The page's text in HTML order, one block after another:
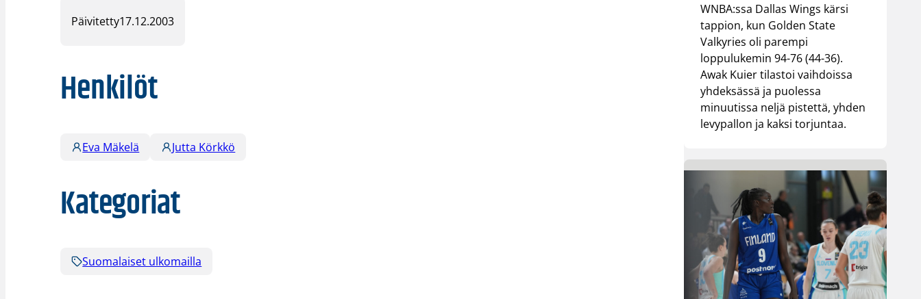
Päivitetty17.12.2003
Henkilöt
Eva Mäkelä Jutta Körkkö
Kategoriat
Suomalaiset ulkomailla
WNBA:ssa Dallas Wings kärsi
tappion, kun Golden State
Valkyries oli parempi
loppulukemin 94-76 (44-36).
Awak Kuier tilastoi vaihdoissa
yhdeksässä ja puolessa
minuutissa neljä pistettä, yhden
levypallon ja kaksi torjuntaa.